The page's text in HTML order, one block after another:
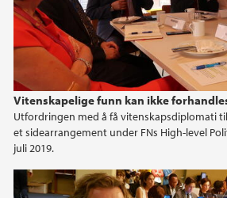
Vitenskapelige funn kan ikke
Utfordringen med å få vitenskapsdiplomati
et sidearrangement under FNs High-level
juli 2019.
2023
2021
2020
2019
2018